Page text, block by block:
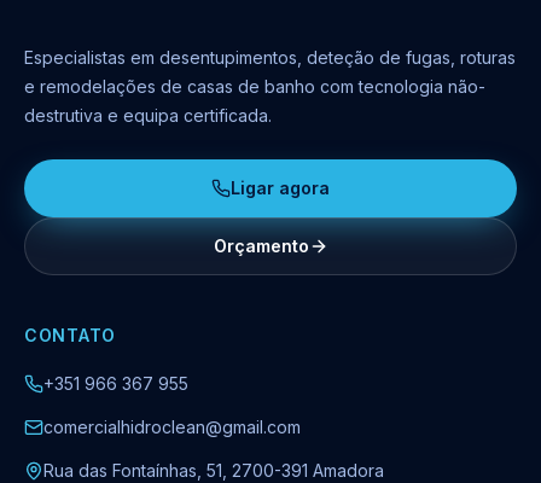
Especialistas em desentupimentos, deteção de fugas, roturas
e remodelações de casas de banho com tecnologia não-
destrutiva e equipa certificada.
Ligar agora
Orçamento
CONTATO
+351 966 367 955
comercialhidroclean@gmail.com
Rua das Fontaínhas, 51, 2700-391 Amadora